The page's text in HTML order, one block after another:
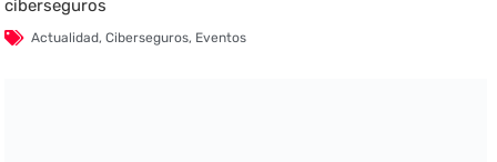
ciberseguros
Actualidad,Ciberseguros, Eventos